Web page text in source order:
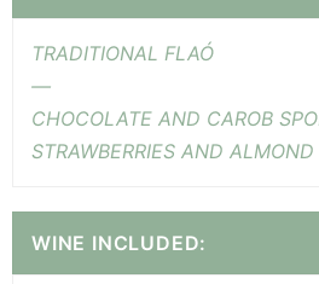
TRADITIONAL FLAÓ
—
CHOCOLATE AND CAROB
STRAWBERRIES AND
WINE INCLUDED: